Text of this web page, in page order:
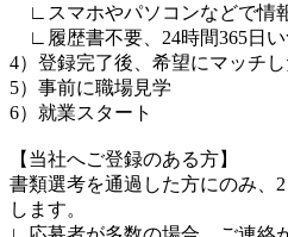
∟スマホやパソコンなどで情
∟履歴書不要、24時間365日い
4）登録完了後、希望にマッチ
5）事前に職場見学
6）就業スタート
【当社へご登録のある方】
書類選考を通過した方にのみ、
します。